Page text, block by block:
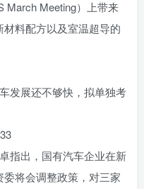
March Meeting）上带来
料配方以及室温超导的
发展还不够快，拟单独考
指出，国有汽车企业在新
将会调整政策，对三家